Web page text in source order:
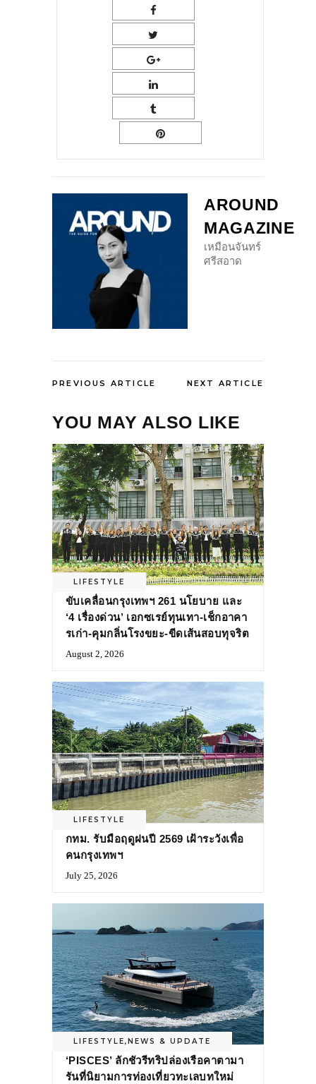
AROUND
MAGAZINE
เหมือนจันทร์
ศรีสอาด
PREVIOUS ARTICLE NEXT ARTICLE
YOU MAY ALSO LIKE
LIFESTYLE
ขับเคลื่อนกรุงเทพฯ 261 นโยบาย และ
‘4 เรื่องด่วน’ เอกซเรย์ทุนเทา-เช็กอาคา
รเก่า-คุมกลิ่นโรงขยะ-ขีดเส้นสอบทุจริต
August 2, 2026
LIFESTYLE
กทม. รับมือฤดูฝนปี 2569 เฝ้าระวังเพื่อ
คนกรุงเทพฯ
July 25, 2026
LIFESTYLE, NEWS & UPDATE
‘PISCES’ ลักชัวรีทริปล่องเรือคาตามา
รันที่นิยามการท่องเที่ยวทะเลบทใหม่